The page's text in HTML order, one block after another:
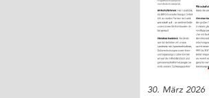
30. März 2026